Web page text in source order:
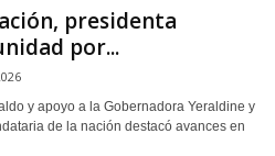
presidenta
por...
y apoyo a la Gobernadora Yeraldine y
de la nación destacó avances en